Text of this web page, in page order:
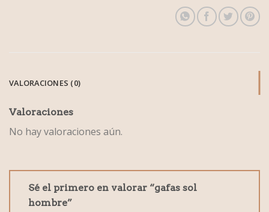
VALORACIONES (0)
Valoraciones
No hay valoraciones aún.
Sé el primero en valorar “gafas sol
hombre”